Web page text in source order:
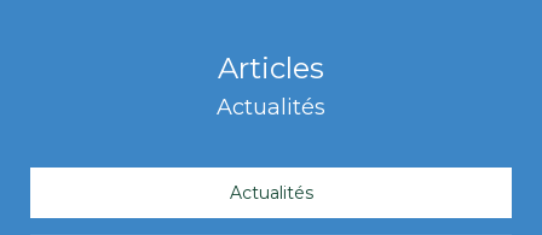
Articles
Actualités
Actualités